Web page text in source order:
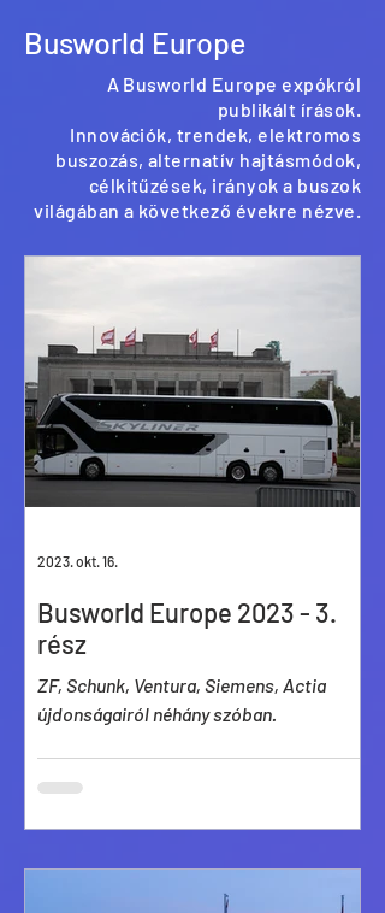
Busworld Europe
A Busworld Europe expókról
publikált írások.
Innovációk, trendek, elektromos
buszozás, alternatív hajtásmódok,
célkitűzések, irányok a buszok
világában a következő évekre nézve.
Busworld Europe 2023 - 3.
rész
ZF, Schunk, Ventura, Siemens, Actia
újdonságairól néhány szóban.
2023. okt. 16.